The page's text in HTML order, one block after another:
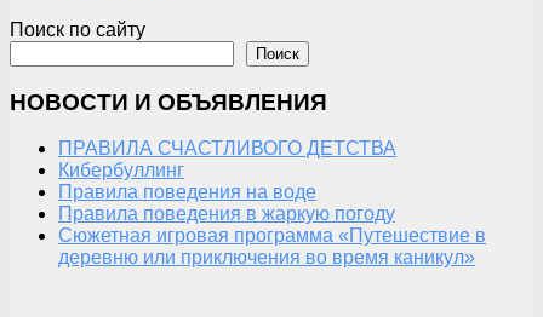
Поиск по сайту
Поиск
НОВОСТИ И ОБЪЯВЛЕНИЯ
ПРАВИЛА СЧАСТЛИВОГО ДЕТСТВА
Кибербуллинг
Правила поведения на воде
Правила поведения в жаркую погоду
Сюжетная игровая программа «Путешествие в
деревню или приключения во время каникул»